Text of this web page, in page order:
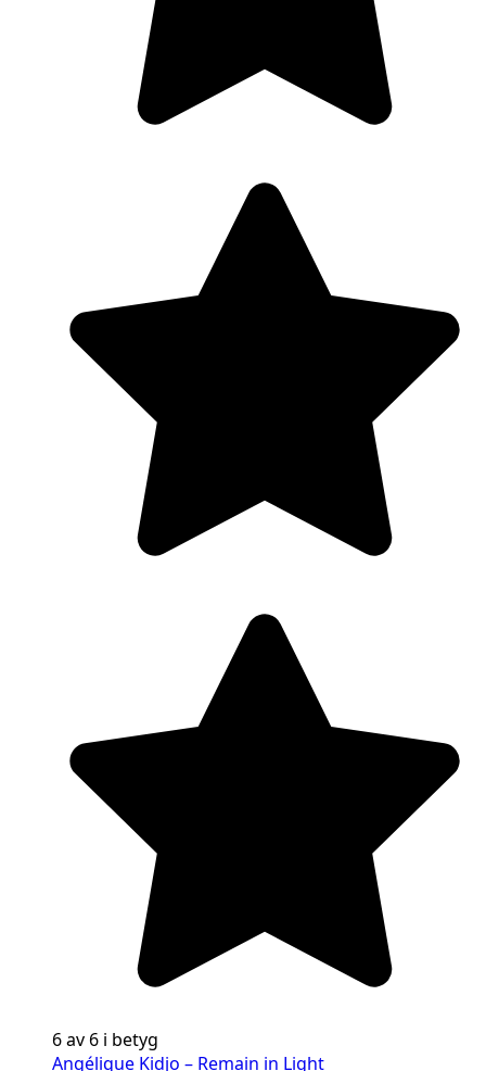
6 av 6 i betyg
Angélique Kidjo – Remain in Light